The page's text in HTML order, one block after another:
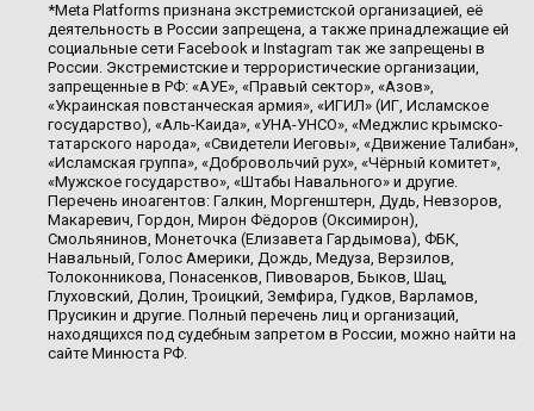
*Meta Platforms признана экстремистской организацией, её
деятельность в России запрещена, а также принадлежащие ей
социальные сети Facebook и Instagram так же запрещены в
России. Экстремистские и террористические организации,
запрещенные в РФ: «АУЕ», «Правый сектор», «Азов»,
«Украинская повстанческая армия», «ИГИЛ» (ИГ, Исламское
государство), «Аль-Каида», «УНА-УНСО», «Меджлис крымско-
татарского народа», «Свидетели Иеговы», «Движение Талибан»,
«Исламская группа», «Добровольчий рух», «Чёрный комитет»,
«Мужское государство», «Штабы Навального» и другие.
Перечень иноагентов: Галкин, Моргенштерн, Дудь, Невзоров,
Макаревич, Гордон, Мирон Фёдоров (Оксимирон),
Смольянинов, Монеточка (Елизавета Гардымова), ФБК,
Навальный, Голос Америки, Дождь, Медуза, Верзилов,
Толоконникова, Понасенков, Пивоваров, Быков, Шац,
Глуховский, Долин, Троицкий, Земфира, Гудков, Варламов,
Прусикин и другие. Полный перечень лиц и организаций,
находящихся под судебным запретом в России, можно найти на
сайте Минюста РФ.